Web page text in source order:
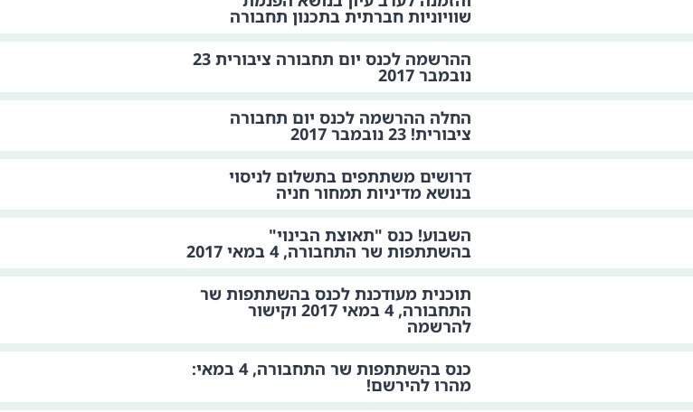
שוויוניות חברתית בתכנון תחבורה
ההרשמה לכנס יום תחבורה ציבורית 23
נובמבר 2017
החלה ההרשמה לכנס יום תחבורה
ציבורית! 23 נובמבר 2017
דרושים משתתפים בתשלום לניסוי
בנושא מדיניות תמחור חניה
השבוע! כנס "תאוצת הבינוי"
בהשתתפות שר התחבורה, 4 במאי 2017
תוכנית מעודכנת לכנס בהשתתפות שר
התחבורה, 4 במאי 2017 וקישור
להרשמה
כנס בהשתתפות שר התחבורה, 4 במאי:
מהרו להירשם!